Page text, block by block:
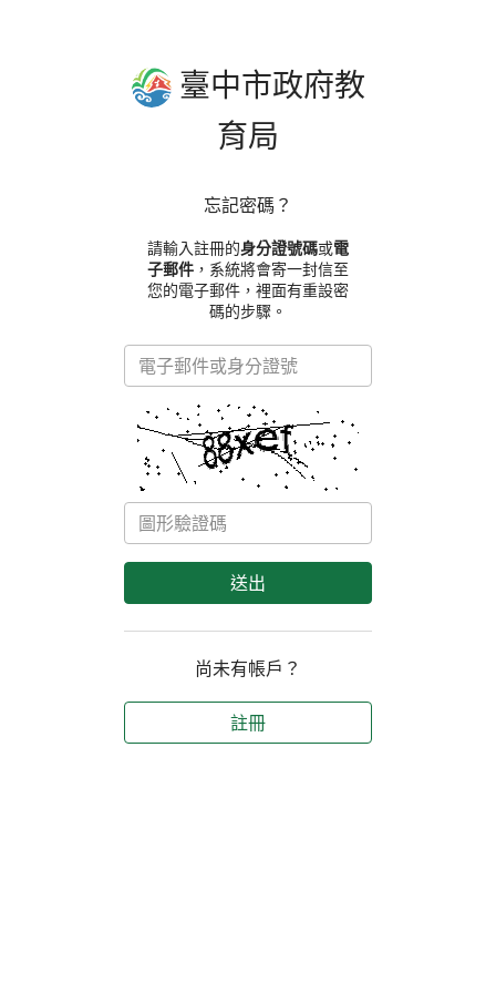
臺中市政府教
育局
忘記密碼？
請輸入註冊的身分證號碼或電
子郵件 ，系統將會寄一封信至
您的電子郵件，裡面有重設密
碼的步驟。
送出
尚未有帳戶？
註冊